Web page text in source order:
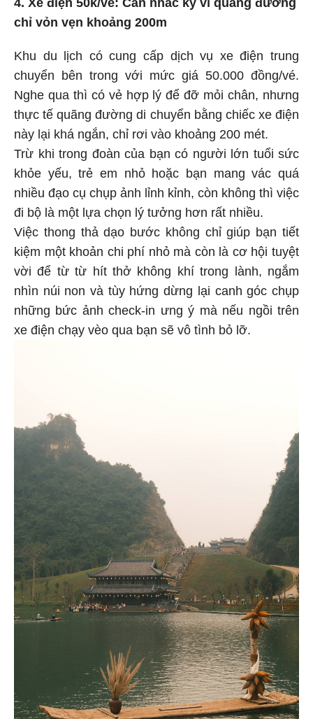
chỉ vỏn vẹn khoảng 200m
Khu du lịch có cung cấp dịch vụ xe điện trung
chuyển bên trong với mức giá 50.000 đồng/vé.
Nghe qua thì có vẻ hợp lý để đỡ mỏi chân, nhưng
thực tế quãng đường di chuyển bằng chiếc xe điện
này lại khá ngắn, chỉ rơi vào khoảng 200 mét.
Trừ khi trong đoàn của bạn có người lớn tuổi sức
khỏe yếu, trẻ em nhỏ hoặc bạn mang vác quá
nhiều đạo cụ chụp ảnh lỉnh kỉnh, còn không thì việc
đi bộ là một lựa chọn lý tưởng hơn rất nhiều.
Việc thong thả dạo bước không chỉ giúp bạn tiết
kiệm một khoản chi phí nhỏ mà còn là cơ hội tuyệt
vời để từ từ hít thở không khí trong lành, ngắm
nhìn núi non và tùy hứng dừng lại canh góc chụp
những bức ảnh check-in ưng ý mà nếu ngồi trên
xe điện chạy vèo qua bạn sẽ vô tình bỏ lỡ.